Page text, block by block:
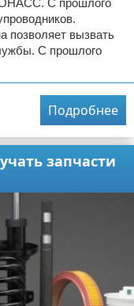
С прошлого
позволяет вызвать
С прошлого
Подробнее
запчасти